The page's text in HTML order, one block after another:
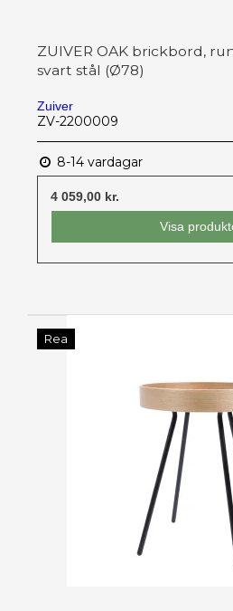
ZUIVER OAK brickbord,
svart stål (Ø78)
Zuiver
ZV-2200009
8-14 vardagar
4 059,00 kr.
Visa
Rea